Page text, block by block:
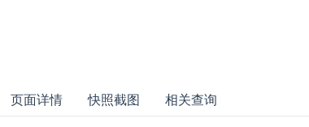
页面详情 快照截图 相关查询